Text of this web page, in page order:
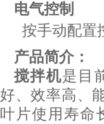
电气控制
按手动配置
产品简介：
搅拌机是目
好、效率高、
叶片使用寿命